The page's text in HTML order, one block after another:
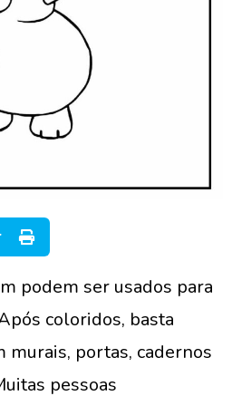
podem ser usados para
coloridos, basta
murais, portas, cadernos
pessoas